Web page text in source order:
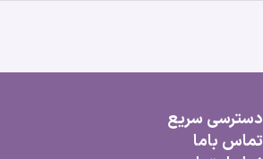
دسترسی سریع
تماس باما